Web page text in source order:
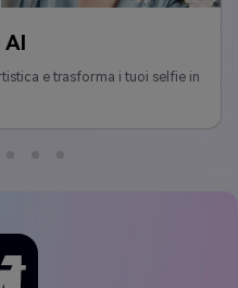
e trasforma i tuoi selfie in